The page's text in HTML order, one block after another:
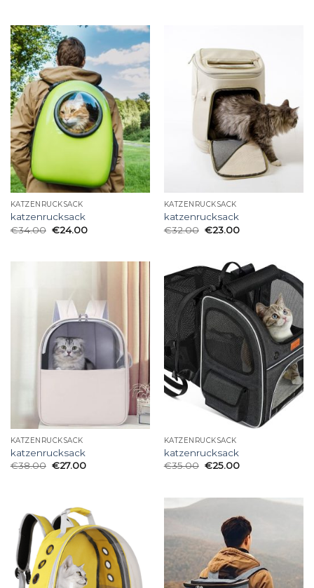
KATZENRUCKSACK
katzenrucksack
€34.00 €24.00
KATZENRUCKSACK
katzenrucksack
€32.00 €23.00
KATZENRUCKSACK
katzenrucksack
€38.00 €27.00
KATZENRUCKSACK
katzenrucksack
€35.00 €25.00